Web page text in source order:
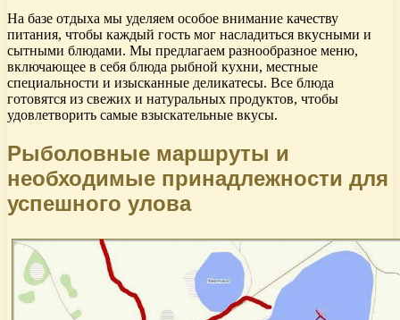
На базе отдыха мы уделяем особое внимание качеству
питания, чтобы каждый гость мог насладиться вкусными и
сытными блюдами. Мы предлагаем разнообразное меню,
включающее в себя блюда рыбной кухни, местные
специальности и изысканные деликатесы. Все блюда
готовятся из свежих и натуральных продуктов, чтобы
удовлетворить самые взыскательные вкусы.
Рыболовные маршруты и
необходимые принадлежности для
успешного улова